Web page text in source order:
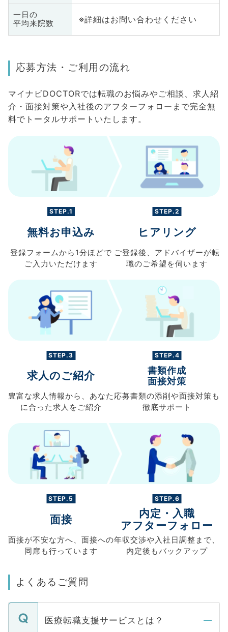
一日の
平均来院数
※詳細はお問い合わせください
応募方法・ご利用の流れ
マイナビDOCTORでは転職のお悩みやご相談、求人紹
介・面接対策や入社後のアフターフォローまで完全無
料でトータルサポートいたします。
STEP.1
無料お申込み
登録フォームから 1分ほどで
ご入力 いただけます
STEP.2
ヒアリング
ご登録後、 アドバイザーが転
職のご希望を伺います
STEP.3
求人のご紹介
豊富な求人情報から、 あなた
に合った求人を ご紹介
STEP.4
書類作成
面接対策
応募書類の添削や面接対策も
徹底サポート
STEP.5
面接
面接が不安な方へ、 面接への
同席も行っています
STEP.6
内定・入職
アフターフォロー
年収交渉や入社日調整まで、
内定後もバックアップ
よくあるご質問
医療転職支援サービスとは？